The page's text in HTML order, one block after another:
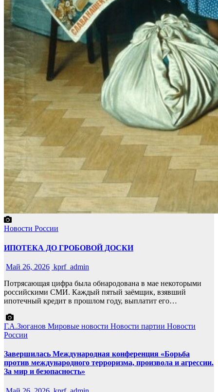
Новости России
ИПОТЕКА ДО ГРОБОВОЙ ДОСКИ
Май 26, 2026 kprf_admin
Потрясающая цифра была обнародована в мае некоторыми
российскими СМИ. Каждый пятый заёмщик, взявший
ипотечный кредит в прошлом году, выплатит его…
Г.А.Зюганов Мировые новости Новости партии Новости
России
Завершилась Международная конференция «Борьба
против международного терроризма, произвола и агрессии.
За мир и безопасность»